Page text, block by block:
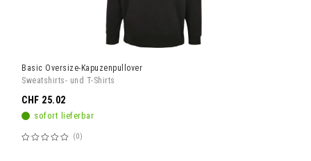
Basic Oversize-Kapuzenpullover
Sweatshirts- und T-Shirts
sofort lieferbar
Bewertung:
0
CHF 25.02